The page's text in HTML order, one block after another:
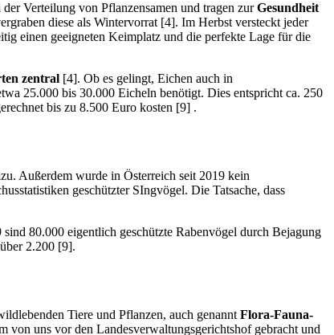
Verteilung von Pflanzensamen und tragen zurGesundheit
diese als Wintervorrat [4]. Im Herbst versteckt jeder
einen geeigneten Keimplatz und die perfekte Lage für die
zentral [4]. Ob es gelingt, Eichen auch in
25.000 bis 30.000 Eicheln benötigt. Dies entspricht ca. 250
bis zu 8.500 Euro kosten [9] .
Außerdem wurde in Österreich seit 2019 kein
geschützter SIngvögel. Die Tatsache, dass
sind 80.000 eigentlich geschützte Rabenvögel durch Bejagung
2.200 [9].
Tiere und Pflanzen, auch genannt Flora-Fauna-
von uns vor den Landesverwaltungsgerichtshof gebracht und